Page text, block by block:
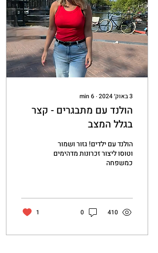
3 באוק׳ 2024 ∙
6
min
הולנד עם מתבגרים - קצר
בגלל המצב
הולנד עם ילדים! גזור ושמור
וטוסו ליצור זכרונות מדהימים
כמשפחה
410
0
1